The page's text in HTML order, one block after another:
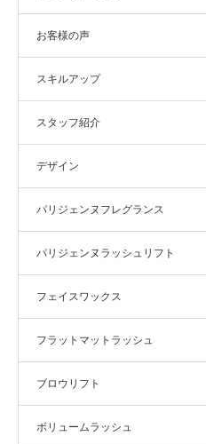
お客様の声
スキルアップ
スタッフ紹介
デザイン
パリジェンヌフレグランス
パリジェンヌラッシュリフト
フェイスワックス
フラットマットラッシュ
ブロウリフト
ボリュームラッシュ